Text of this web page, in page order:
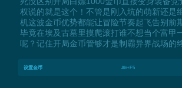
权说的就是这个！不管是刚入坑的萌新还是
机这波金币优势都能让冒险节奏起飞告别前
毕竟在埃及古墓里摸爬滚打谁不想当个富甲
呢？记住开局金币管够才是制霸异界战场的
设置金币 Alt+F5